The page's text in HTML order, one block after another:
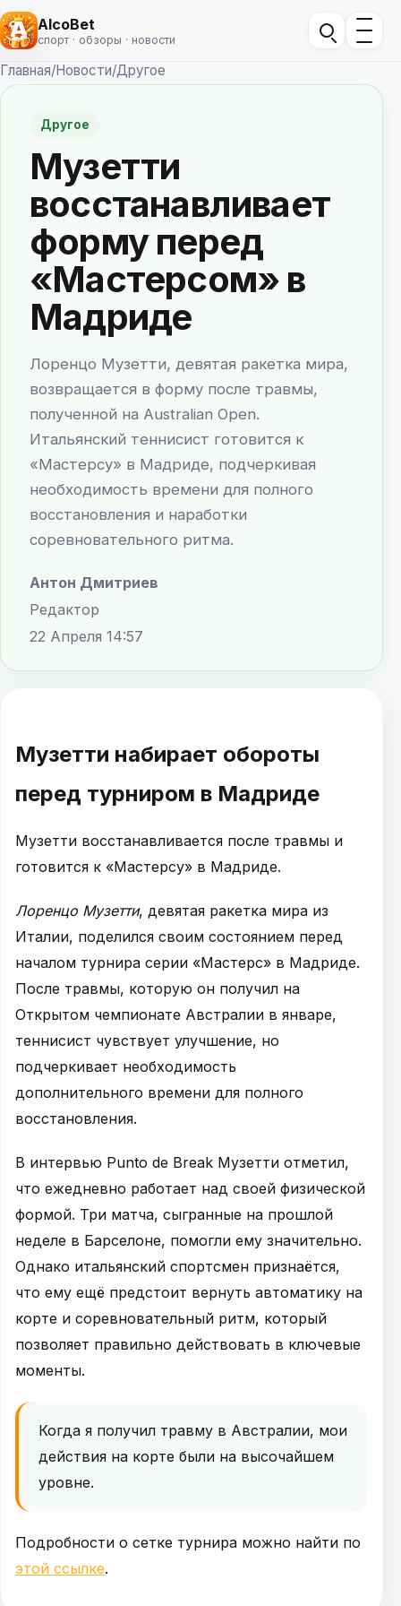
AlcoBet
спорт · обзоры · новости
Главная/Новости/Другое
Другое
Музетти
восстанавливает
форму перед
«Мастерсом» в
Мадриде
Лоренцо Музетти, девятая ракетка мира,
возвращается в форму после травмы,
полученной на Australian Open.
Итальянский теннисист готовится к
«Мастерсу» в Мадриде, подчеркивая
необходимость времени для полного
восстановления и наработки
соревновательного ритма.
Антон Дмитриев
Редактор
22 Апреля 14:57
Музетти набирает обороты
перед турниром в Мадриде
Музетти восстанавливается после травмы и
готовится к «Мастерсу» в Мадриде.
Лоренцо Музетти, девятая ракетка мира из
Италии, поделился своим состоянием перед
началом турнира серии «Мастерс» в Мадриде.
После травмы, которую он получил на
Открытом чемпионате Австралии в январе,
теннисист чувствует улучшение, но
подчеркивает необходимость
дополнительного времени для полного
восстановления.
В интервью Punto de Break Музетти отметил,
что ежедневно работает над своей физической
формой. Три матча, сыгранные на прошлой
неделе в Барселоне, помогли ему значительно.
Однако итальянский спортсмен признаётся,
что ему ещё предстоит вернуть автоматику на
корте и соревновательный ритм, который
позволяет правильно действовать в ключевые
моменты.
Когда я получил травму в Австралии, мои
действия на корте были на высочайшем
уровне.
Подробности о сетке турнира можно найти по
этой ссылке.